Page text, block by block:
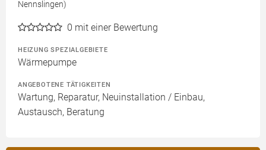
Nennslingen)
0 mit einer Bewertung
HEIZUNG SPEZIALGEBIETE
Wärmepumpe
ANGEBOTENE TÄTIGKEITEN
Wartung, Reparatur, Neuinstallation / Einbau,
Austausch, Beratung